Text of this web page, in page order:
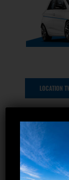
LOCATION
LOCATION